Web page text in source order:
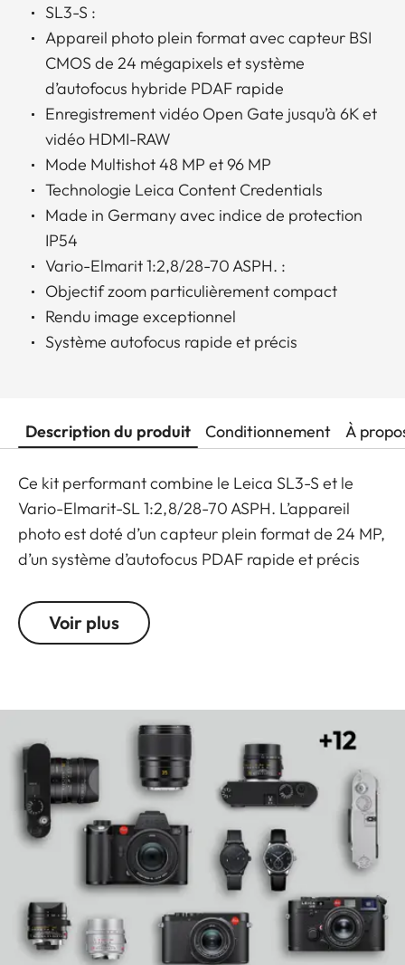
SL3-S :
Appareil photo plein format avec capteur BSI
CMOS de 24 mégapixels et système
d’autofocus hybride PDAF rapide
Enregistrement vidéo Open Gate jusqu’à 6K et
vidéo HDMI-RAW
Mode Multishot 48 MP et 96 MP
Technologie Leica Content Credentials
Made in Germany avec indice de protection
IP54
Vario-Elmarit 1:2,8/28-70 ASPH. :
Objectif zoom particulièrement compact
Rendu image exceptionnel
Système autofocus rapide et précis
Description du produit Conditionnement À
Ce kit performant combine le Leica SL3-S et le
Vario-Elmarit-SL 1:2,8/28-70 ASPH. L’appareil
photo est doté d’un capteur plein format de 24 MP,
d’un système d’autofocus PDAF rapide et précis
par seconde, ainsi que d’un processeur haute
performance de dernière génération.
vidéos, le SL3-S offre une flexibilité créative
maximale grâce à l’enregistrement Open Gate 3:2,
à un guidage intuitif de l’utilisateur, à la baïonnette
L et à de nombreuses interfaces. Cet objectif zoom
compact se distingue par son ouverture constante
de 1:2,8, son excellente construction optique
intégrant des éléments asphériques et son poids
plume de seulement 572 g. Il est particulièrement
adapté à la photographie de paysages, de voyage
et de portraits. Grâce à une connectivité moderne,
Voir plus